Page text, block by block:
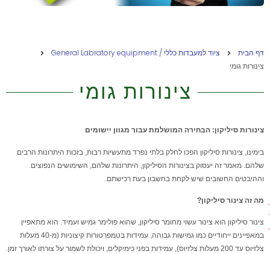
דף הבית
ציוד למעבדות כללי / General Labratory equipment
צינורות גומי
צינורות גומי
צינורות סיליקון: הבחירה המושלמת עבור מגוון יישומים
בימינו, צינורות סיליקון הפכו לחלק בלתי נפרד מתעשיות רבות, בזכות היתרונות הרבים
שלהם. מאמר זה יעסוק בצינורות הסיליקון, היתרונות שלהם, השימושים הנפוצים
וההיבטים החשובים שיש לקחת בחשבון בעת רכישתם.
מה זה צינור סיליקון?
צינור סיליקון הוא צינור עשוי מחומר סיליקון, שהוא פולימר גמיש ועמיד. הוא מתאפיין
במאפיינים ייחודיים כמו גמישות גבוהה, עמידות בטמפרטורות קיצוניות (מ-40 מעלות
צלזיוס עד 200 מעלות צלזיוס), עמידות בפני כימיקלים, ויכולת לשמור על צורתו לאורך זמן.